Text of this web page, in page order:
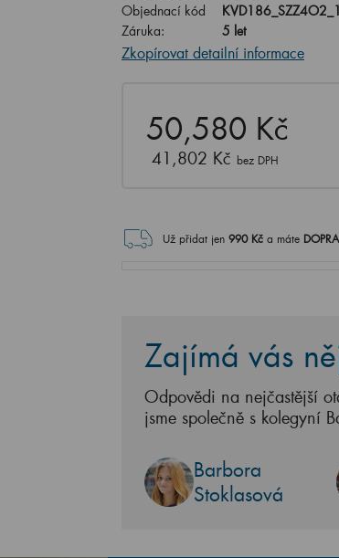
Objednací kód
Záruka:
5 let
Zkopírovat detailní informace
50,580 Kč
41,802 Kč bez DPH
Už přidat jen 990Kč a máte
Zajímá vás
Odpovědi na nejčastější
jsme společně s kolegyní
Barbora
Stoklasová